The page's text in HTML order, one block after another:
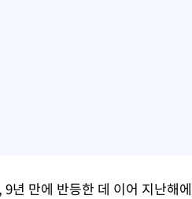
년 만에 반등한 데 이어 지난해